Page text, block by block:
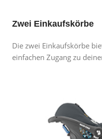
Zwei Einkaufskörbe
Die zwei Einkaufskörbe
einfachen Zugang zu